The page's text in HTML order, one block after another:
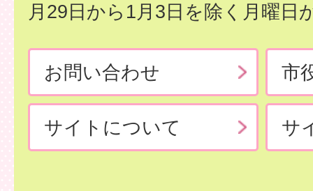
月29日から1月3日を除く月曜日
お問い合わせ 市
サイトについて サ